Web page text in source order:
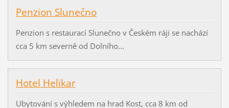
Penzion Slunečno
Penzion s restaurací Slunečno v Českém ráji se nachází
cca 5 km severně od Dolního...
Hotel Helikar
Ubytování s výhledem na hrad Kost, cca 8 km od